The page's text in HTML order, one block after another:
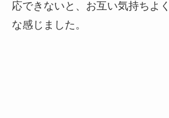
応できないと、お互い気持ちよ
な感じました。